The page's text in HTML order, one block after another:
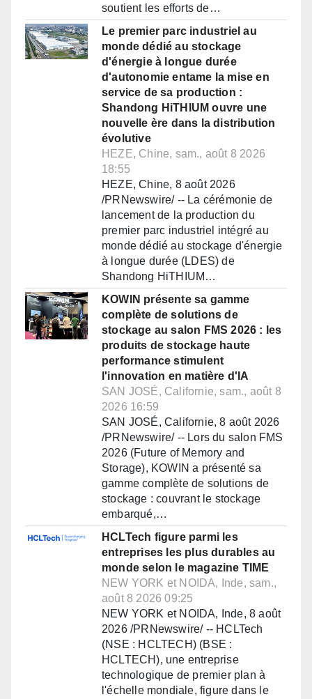
soutient les efforts de…
Le premier parc industriel au
monde dédié au stockage
d'énergie à longue durée
d'autonomie entame la mise en
service de sa production :
Shandong HiTHIUM ouvre une
nouvelle ère dans la distribution
évolutive
HEZE, Chine, sam., août 8 2026
18:55
HEZE, Chine, 8 août 2026
/PRNewswire/ -- La cérémonie de
lancement de la production du
premier parc industriel intégré au
monde dédié au stockage d'énergie
à longue durée (LDES) de
Shandong HiTHIUM…
KOWIN présente sa gamme
complète de solutions de
stockage au salon FMS 2026 : les
produits de stockage haute
performance stimulent
l'innovation en matière d'IA
SAN JOSÉ, Californie, sam., août 8
2026 16:59
SAN JOSÉ, Californie, 8 août 2026
/PRNewswire/ -- Lors du salon FMS
2026 (Future of Memory and
Storage), KOWIN a présenté sa
gamme complète de solutions de
stockage : couvrant le stockage
embarqué,…
HCLTech figure parmi les
entreprises les plus durables au
monde selon le magazine TIME
NEW YORK et NOIDA, Inde, sam.,
août 8 2026 09:25
NEW YORK et NOIDA, Inde, 8 août
2026 /PRNewswire/ -- HCLTech
(NSE : HCLTECH) (BSE :
HCLTECH), une entreprise
technologique de premier plan à
l'échelle mondiale, figure dans le